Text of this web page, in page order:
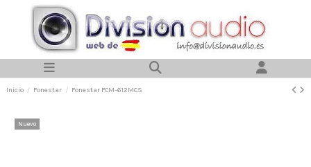
Inicio Fonestar Fonestar FCM-612MCS
Nuevo